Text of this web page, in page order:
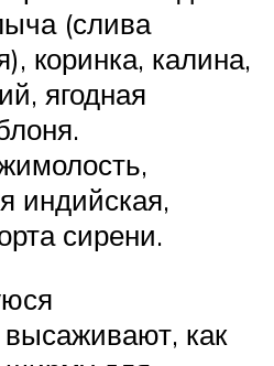
(слива
коринка, калина,
ягодная
индийская,
сирени.
высаживают, как